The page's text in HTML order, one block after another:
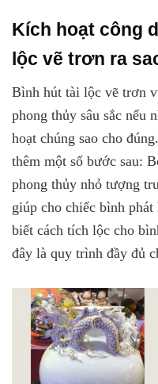
Kích hoạt công
lộc vẽ trơn ra
Bình hút tài lộc vẽ trơn
phong thủy sâu sắc nếu
hoạt chúng sao cho
thêm một số bước sau:
phong thủy nhỏ tượng
giúp cho chiếc bình
biết cách tích lộc cho
đây là quy trình đầy đủ